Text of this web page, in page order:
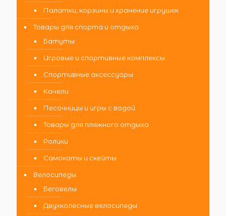
Палатки, корзины и хранение игрушек
Товары для спорта и отдыха
Батуты
Игровые и спортивные комплексы
Спортивные аксессуары
Качели
Песочницы и игры с водой
Товары для пляжного отдыха
Ролики
Самокаты и скейты
Велосипеды
Беговелы
Двухколесные велосипеды